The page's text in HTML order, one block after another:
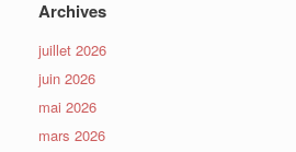
Archives
juillet 2026
juin 2026
mai 2026
mars 2026